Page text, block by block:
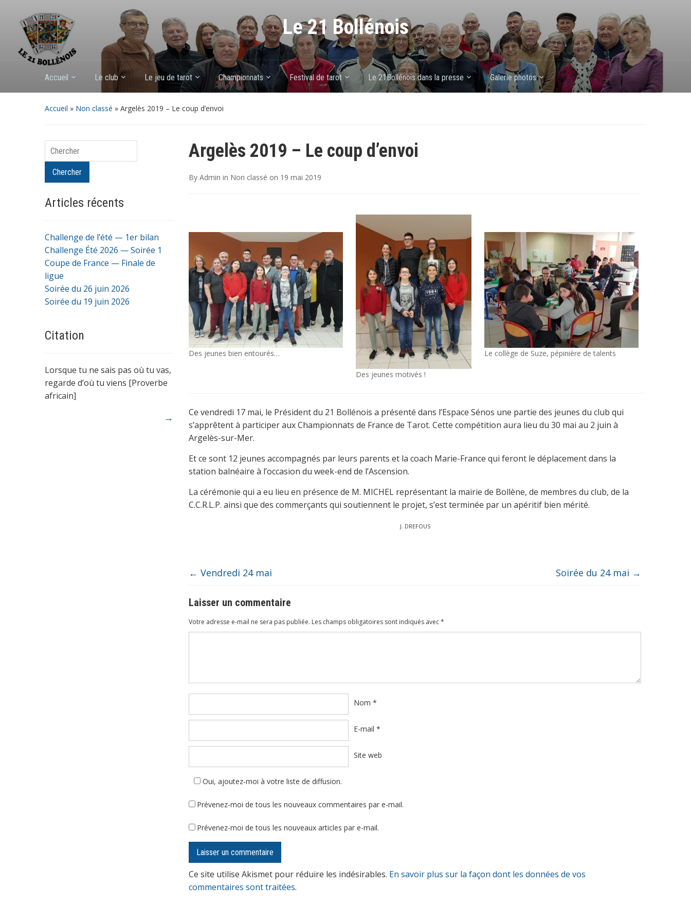
Le 21 Bollénois
Accueil Le club Le jeu de tarot Championnats Festival de tarot Le 21Bollénois dans la presse Galerie photos
Accueil » Non classé » Argelès 2019 – Le coup d’envoi
Chercher
Chercher
Articles récents
Challenge de l’été — 1er bilan
Challenge Été 2026 — Soirée 1
Coupe de France — Finale de
ligue
Soirée du 26 juin 2026
Soirée du 19 juin 2026
Citation
Lorsque tu ne sais pas où tu vas,
regarde d’où tu viens [Proverbe
africain]
→
Argelès 2019 – Le coup d’envoi
By Admin in Non classé on 19 mai 2019
Des jeunes bien entourés…
Des jeunes motivés !
Le collège de Suze, pépinière de talents
Ce vendredi 17 mai, le Président du 21 Bollénois a présenté dans l’Espace Sénos une partie des jeunes du club qui
s’apprêtent à participer aux Championnats de France de Tarot. Cette compétition aura lieu du 30 mai au 2 juin à
Argelès-sur-Mer.
Et ce sont 12 jeunes accompagnés par leurs parents et la coach Marie-France qui feront le déplacement dans la
station balnéaire à l’occasion du week-end de l’Ascension.
La cérémonie qui a eu lieu en présence de M. MICHEL représentant la mairie de Bollène, de membres du club, de la
C.C.R.L.P. ainsi que des commerçants qui soutiennent le projet, s’est terminée par un apéritif bien mérité.
J. DREFOUS
← Vendredi 24 mai Soirée du 24 mai →
Laisser un commentaire
Votre adresse e-mail ne sera pas publiée. Les champs obligatoires sont indiqués avec*
Nom *
E-mail *
Site web
Oui, ajoutez-moi à votre liste de diffusion.
Prévenez-moi de tous les nouveaux commentaires par e-mail.
Prévenez-moi de tous les nouveaux articles par e-mail.
Ce site utilise Akismet pour réduire les indésirables. En savoir plus sur la façon dont les données de vos
commentaires sont traitées.